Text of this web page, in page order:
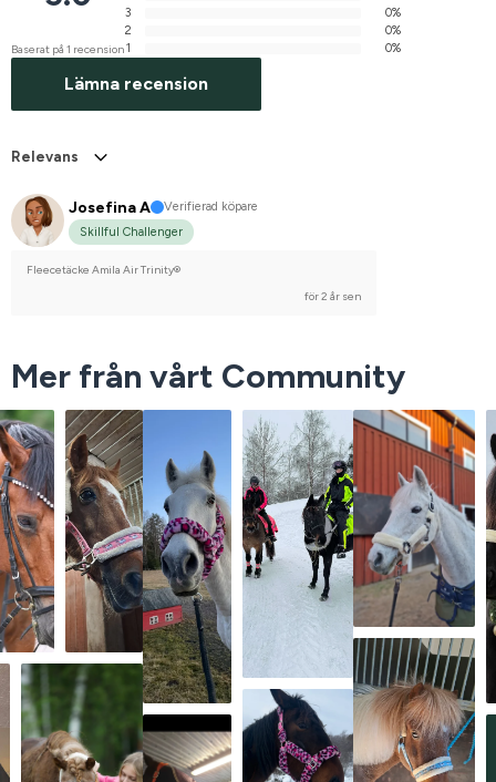
Baserat på 1 recension
3
0%
2
0%
1
0%
Lämna recension
Relevans
Josefina A
Verifierad köpare
Skillful Challenger
Fleecetäcke Amila Air Trinity®
för 2 år sen
Mer från vårt Community